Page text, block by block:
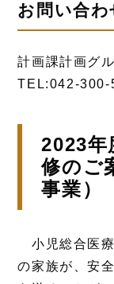
お問い合わ
計画課計画グ
TEL:042-300-
2023年
修のご
事業）
小児総合医療
の家族が、安